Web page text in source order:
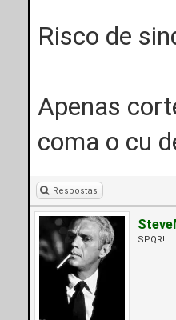
Risco de
Apenas
coma o cu
Respostas
SPQR!